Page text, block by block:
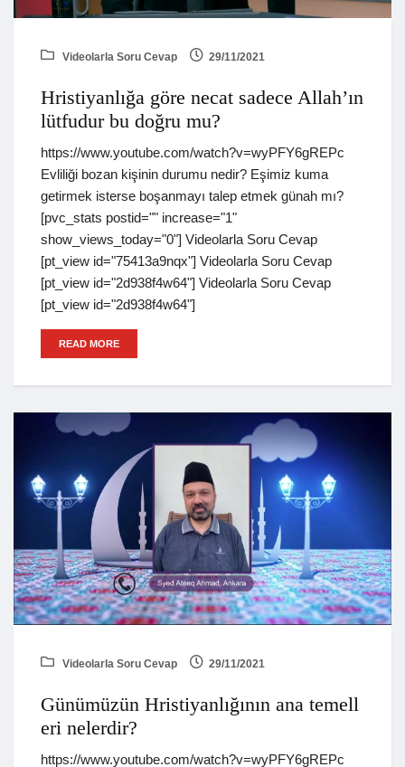
Videolarla Soru Cevap 29/11/2021
Hristiyanlığa göre necat sadece Allah’ın
lütfudur bu doğru mu?
https://www.youtube.com/watch?v=wyPFY6gREPc
Evliliği bozan kişinin durumu nedir? Eşimiz kuma
getirmek isterse boşanmayı talep etmek günah mı?
[pvc_stats postid="" increase="1"
show_views_today="0"] Videolarla Soru Cevap
[pt_view id="75413a9nqx"] Videolarla Soru Cevap
[pt_view id="2d938f4w64"] Videolarla Soru Cevap
[pt_view id="2d938f4w64"]
READ MORE
Videolarla Soru Cevap 29/11/2021
Günümüzün Hristiyanlığının ana temell
eri nelerdir?
https://www.youtube.com/watch?v=wyPFY6gREPc